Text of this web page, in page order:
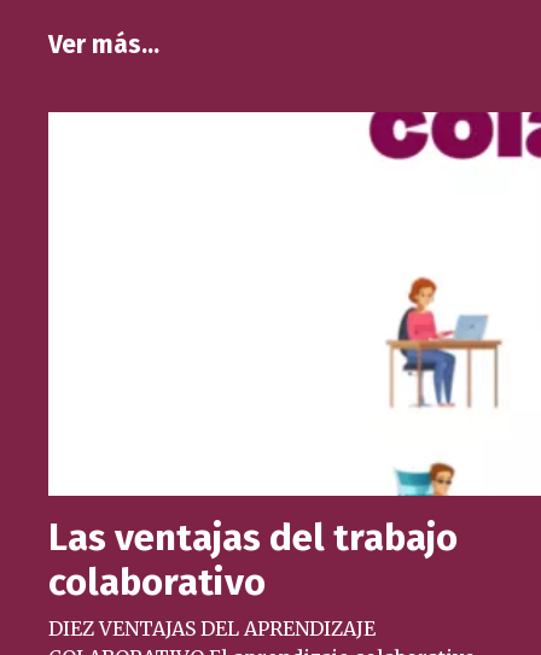
Ver más…
Las ventajas del trabajo
colaborativo
DIEZ VENTAJAS DEL APRENDIZAJE